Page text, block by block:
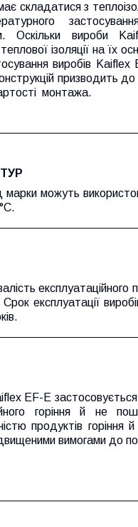
складатися з
Оскільки вироби
ізоляції на їх
виробів
призводить
монтажа.
можуть
Cрок експлуатації
EF-E застосовується
горіння й не
продуктів
вимогами до